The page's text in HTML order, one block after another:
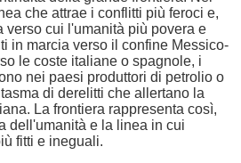
che attrae i conflitti più feroci e,
verso cui l'umanità più povera e
in marcia verso il confine Messico-
le coste italiane o spagnole, i
nei paesi produttori di petrolio o
di derelitti che allertano la
La frontiera rappresenta così,
dell'umanità e la linea in cui
fitti e ineguali.